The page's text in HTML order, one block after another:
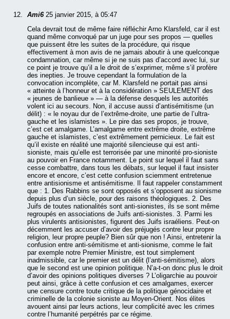
Ami6 25 janvier 2015, à 05:47
Cela devrait tout de même faire réfléchir Arno Klarsfeld, car il est
quand même convoqué par un juge pour ses propos — quelles
que puissent être les suites de la procédure, qui risque
effectivement à mon avis de ne jamais aboutir à une quelconque
condamnation, car même si je ne suis pas d’accord avec lui, sur
ce point je trouve qu’il a le droit de s’exprimer, même s’il profère
des inepties. Je trouve cependant la formulation de la
convocation incomplète, car M. Klarsfeld ne portait pas ainsi
« atteinte à l’honneur et à la considération » SEULEMENT des
« jeunes de banlieue » — à la défense desquels les autorités
volent ici au secours. Non, il accuse aussi d’antisémitisme (un
délit) : « le noyau dur de l’extrême-droite, une partie de l’ultra-
gauche et les islamistes ». Le pire das ses propos, je trouve,
c’est cet amalgame. L’amalgame entre extrême droite, extrême
gauche et islamistes, c’est extrêmement pernicieux. Le fait est
qu’il existe en réalité une majorité silencieuse qui est anti-
sioniste, mais qu’elle est terrorisée par une minorité pro-sioniste
au pouvoir en France notamment. Le point sur lequel il faut sans
cesse combattre, dans tous les débats, sur lequel il faut insister
encore et encore, c’est cette confusion sciemment entretenue
entre antisionisme et antisémitisme. Il faut rappeler constamment
que : 1. Des Rabbins se sont opposés et s’opposent au sionisme
depuis plus d’un siècle, pour des raisons théologiques. 2. Des
Juifs de toutes nationalités sont anti-sionistes, ils se sont même
regroupés en associations de Juifs anti-sionistes. 3. Parmi les
plus virulents antisionistes, figurent des Juifs israéliens. Peut-on
décemment les accuser d’avoir des préjugés contre leur propre
religion, leur propre peuple? Bien sûr que non ! Ainsi, entretenir la
confusion entre anti-sémitisme et anti-sionisme, comme le fait
par exemple notre Premier Ministre, est tout simplement
inadmissible, car le premier est un délit (l’anti-sémitisme), alors
que le second est une opinion politique. N’a-t-on donc plus le droit
d’avoir des opinions politiques diverses ? L’oligarchie au pouvoir
peut ainsi, grâce à cette confusion et ces amalgames, exercer
une censure contre toute critique de la politique génocidaire et
criminelle de la colonie sioniste au Moyen-Orient. Nos élites
avouent ainsi par leurs actions, leur complicité avec les crimes
contre l’humanité perpétrés par ce régime.